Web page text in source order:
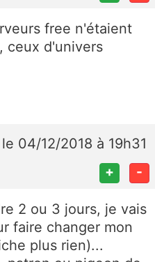
free n'étaient
ceux d'univers
le 04/12/2018 à 19h31
+ -
2 ou 3 jours, je vais
faire changer mon
plus rien)...